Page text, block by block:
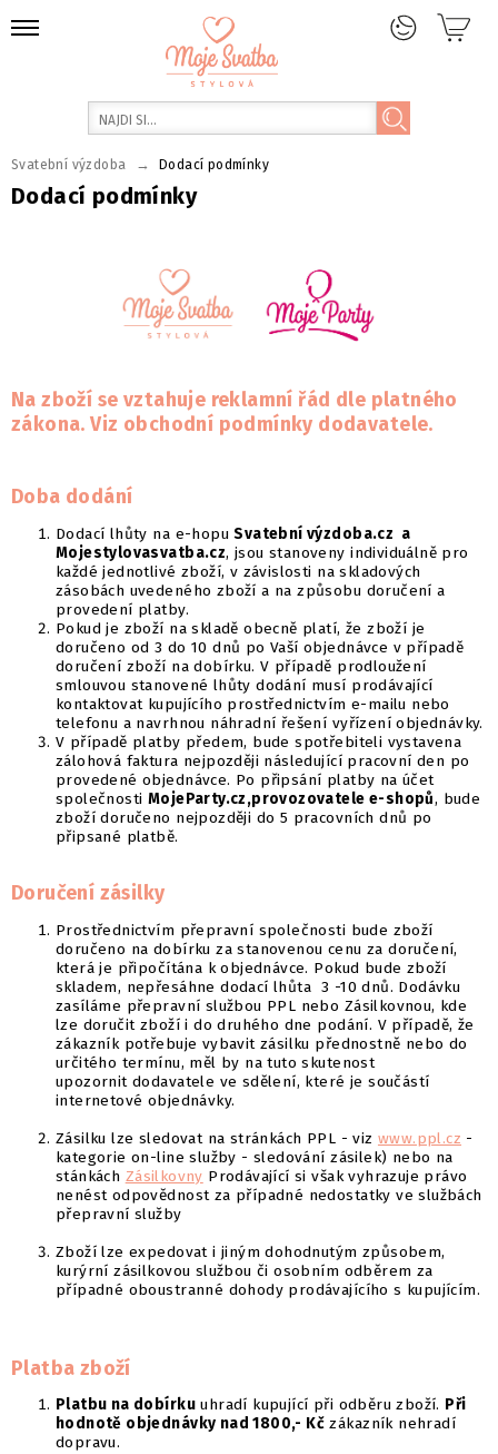
Dodací podmínky
Svatební výzdoba → Dodací podmínky
Na zboží se vztahuje reklamní řád dle platného
zákona. Viz obchodní podmínky dodavatele.
Doba dodání
Dodací lhůty na e-hopuSvatební výzdoba.cz a
Mojestylovasvatba.cz, jsou stanoveny individuálně pro
každé jednotlivé zboží, v závislosti na skladových
zásobách uvedeného zboží a na způsobu doručení a
provedení platby.
Pokud je zboží na skladě obecně platí, že zboží je
doručeno od 3 do 10 dnů po Vaší objednávce v případě
doručení zboží na dobírku. V případě prodloužení
smlouvou stanovené lhůty dodání musí prodávající
kontaktovat kupujícího prostřednictvím e-mailu nebo
telefonu a navrhnou náhradní řešení vyřízení objednávky.
V případě platby předem, bude spotřebiteli vystavena
zálohová faktura nejpozději následující pracovní den po
provedené objednávce. Po připsání platby na účet
společnosti MojeParty.cz,provozovatele e-shopů, bude
zboží doručeno nejpozději do 5 pracovních dnů po
připsané platbě.
Doručení zásilky
Prostřednictvím přepravní společnosti bude zboží
doručeno na dobírku za stanovenou cenu za doručení,
která je připočítána k objednávce. Pokud bude zboží
skladem, nepřesáhne dodací lhůta 3 -10 dnů. Dodávku
zasíláme přepravní službou PPL nebo Zásilkovnou, kde
lze doručit zboží i do druhého dne podání. V případě, že
zákazník potřebuje vybavit zásilku přednostně nebo do
určitého termínu, měl by na tuto skutenost
upozornit dodavatele ve sdělení, které je součástí
internetové objednávky.
Zásilku lze sledovat na stránkách PPL - viz www.ppl.cz -
kategorie on-line služby - sledování zásilek) nebo na
stánkách Zásilkovny Prodávající si však vyhrazuje právo
nenést odpovědnost za případné nedostatky ve službách
přepravní služby
Zboží lze expedovat i jiným dohodnutým způsobem,
kurýrní zásilkovou službou či osobním odběrem za
případné oboustranné dohody prodávajícího s kupujícím.
Platba zboží
Platbu na dobírkuuhradí kupující při odběru zboží. Při
hodnotě objednávky nad 1800,- Kč zákazník nehradí
dopravu.